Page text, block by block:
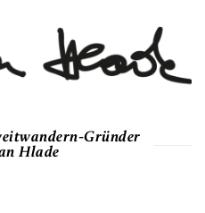
Gründer
Hlade